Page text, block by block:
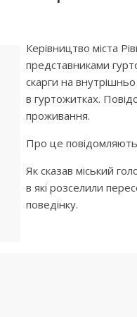
Керівництво міста
представниками
скарги на
в гуртожитках.
проживання.
Про це повідомляють
Як сказав міський
в які розселили
поведінку.